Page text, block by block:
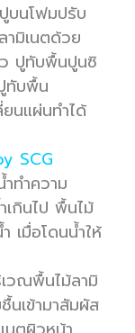
บนโฟมปรับ
มิเนตด้วย
ปูทับพื้นปูนซิ
ทับพื้น
นแผ่นทำได้
SCG
ทำความ
เกินไป พื้นไม้
เมื่อโดนน้ำให้
เวณพื้นไม้ลามิ
เข้ามาสัมผัส